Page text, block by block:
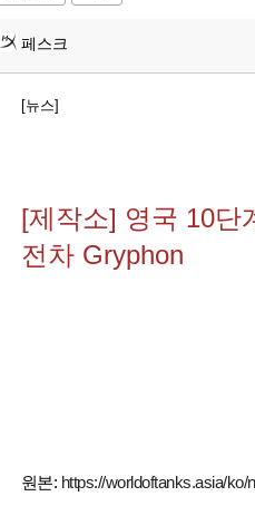
페스크
[뉴스]
[제작소] 영국 10단
전차 Gryphon
원본: https://worldoftanks.asia/